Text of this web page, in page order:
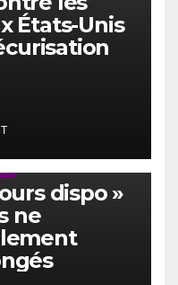
États-Unis
dispo »
ne